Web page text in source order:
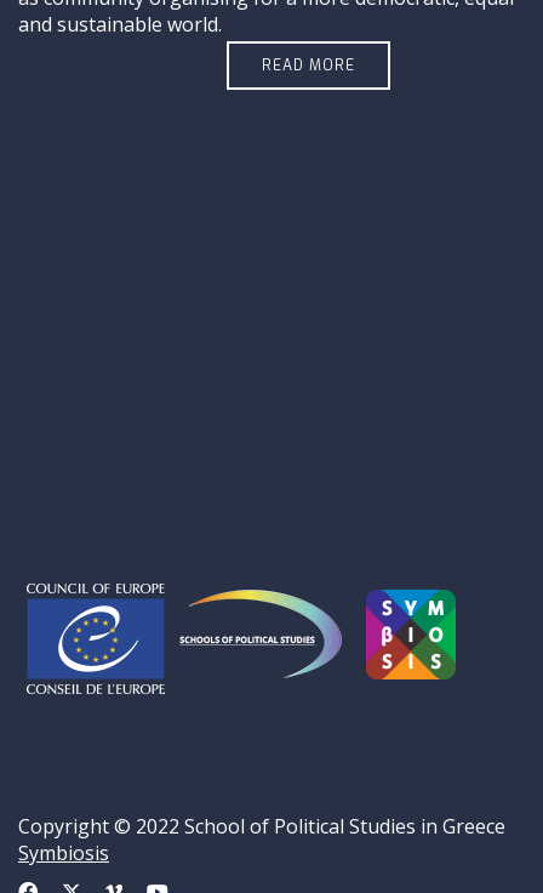
and sustainable world.
READ MORE
Copyright © 2022 School of Political Studies in Greece
Symbiosis